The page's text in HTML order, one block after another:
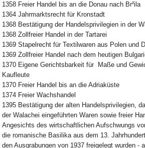
1358 Freier Handel bis an die Donau nach Br²ila
1364 Jahrmarktsrecht für Kronstadt
1368 Bestätigung der Handelsprivilegien in der
1368 Zollfreier Handel in der Tartarei
1369 Stapelrecht für Textilwaren aus Polen und
1369 Zollfreier Handel nach dem heutigen
1370 Eigene Gerichtsbarkeit für Maße und
Kaufleute
1370 Freier Handel bis an die Adriaküste
1374 Freier Wachshandel
1395 Bestätigung der alten Handelsprivilegien,
der Walachei eingeführten Waren sowie freier
Angesichts des wirtschaftlichen Aufschwungs
die romanische Basilika aus dem 13.
den Ausgrabungen von 1937 freigelegt wurden -